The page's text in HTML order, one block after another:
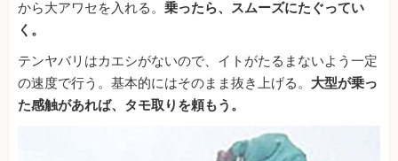
から大アワセを入れる。 乗ったら、スムーズにたぐってい
く。
テンヤバリはカエシがないので、イトがたるまないよう一定
の速度で行う。基本的にはそのまま抜き上げる。 大型が乗っ
た感触があれば、タモ取りを頼もう。